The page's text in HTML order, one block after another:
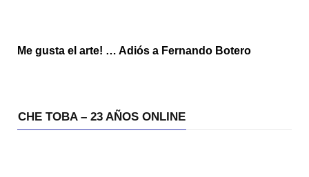
Me gusta el arte! … Adiós a Fernando Botero
CHE TOBA – 23 AÑOS ONLINE